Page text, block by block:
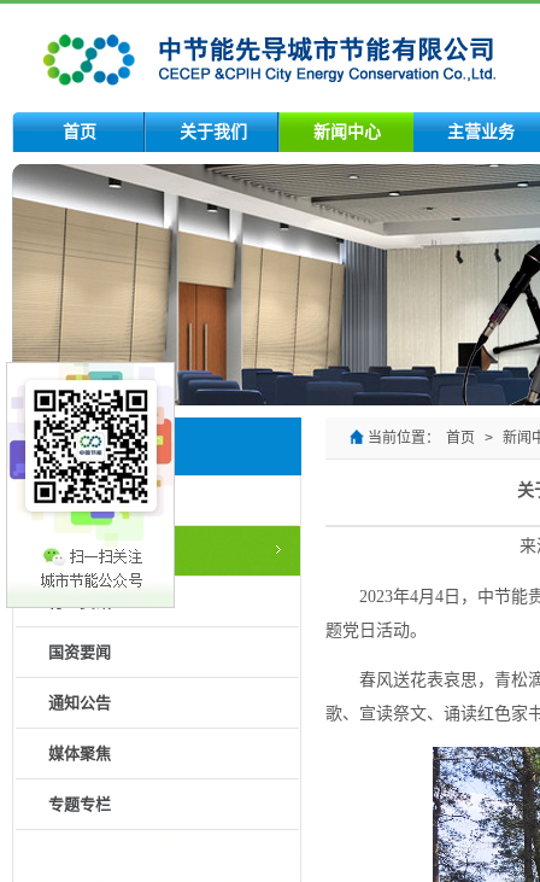
首页 关于我们 新闻中心 主营业务
新闻中心
节能新闻
公司新闻
国资要闻
通知公告
媒体聚焦
专题专栏
当前位置： 首页 > 新闻
关
来
2023年4月4日，中节能
题党日活动。
春风送花表哀思，青松
歌、宣读祭文、诵读红色家